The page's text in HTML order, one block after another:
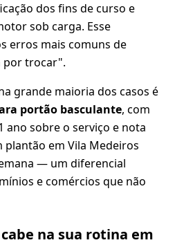
dos fins de curso e
sob carga. Esse
erros mais comuns de
por trocar".
grande maioria dos casos é
portão basculante, com
ano sobre o serviço e nota
plantão em Vila Medeiros
— um diferencial
e comércios que não
na sua rotina em